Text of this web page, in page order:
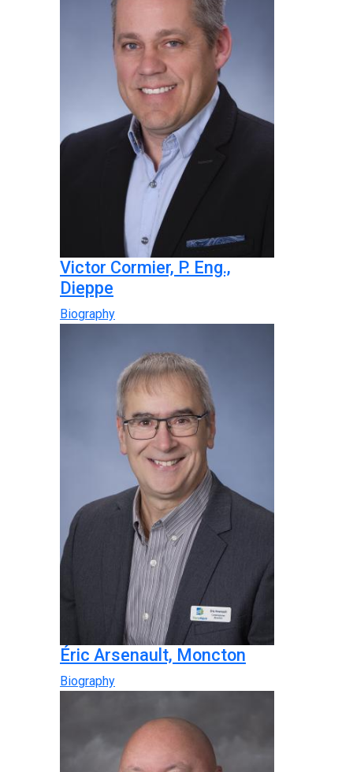
Victor Cormier, P. Eng.,
Dieppe
Biography
Éric Arsenault, Moncton
Biography